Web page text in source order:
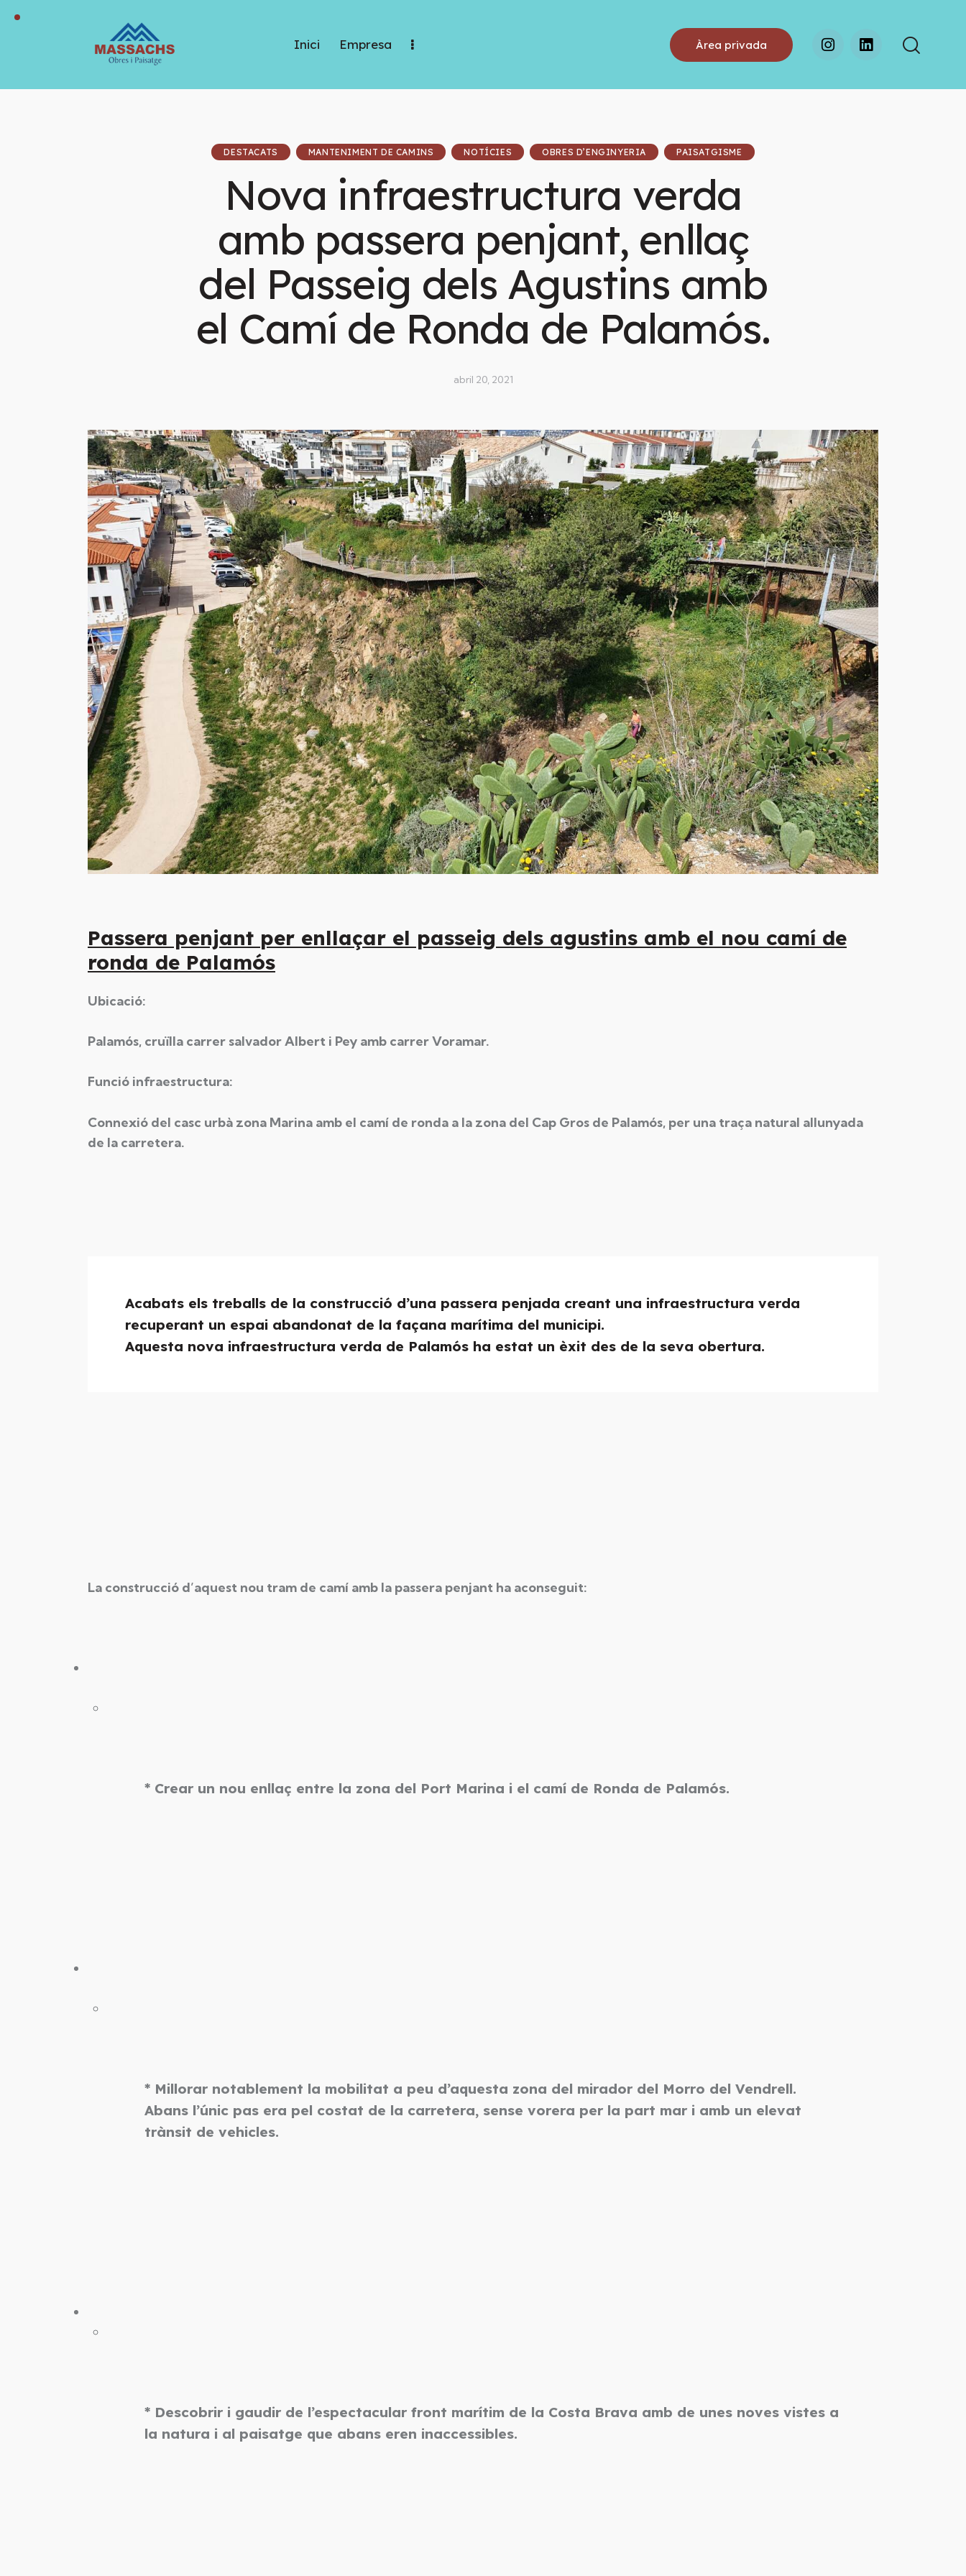
Inici Empresa Àrea privada
DESTACATS MANTENIMENT DE CAMINS NOTÍCIES OBRES D’ENGINYERIA PAISATGISME
Nova infraestructura verda
amb passera penjant, enllaç
del Passeig dels Agustins amb
el Camí de Ronda de Palamós.
abril 20, 2021
Passera penjant per enllaçar el passeig dels agustins amb el nou camí de
ronda de Palamós
Ubicació:
Palamós, cruïlla carrer salvador Albert i Pey amb carrer Voramar.
Funció infraestructura:
Connexió del casc urbà zona Marina amb el camí de ronda a la zona del Cap Gros de Palamós, per una traça natural allunyada
de la carretera.
Acabats els treballs de la construcció d’una passera penjada creant una infraestructura verda
recuperant un espai abandonat de la façana marítima del municipi.
Aquesta nova infraestructura verda de Palamós ha estat un èxit des de la seva obertura.
La construcció d’aquest nou tram de camí amb la passera penjant ha aconseguit:
* Crear un nou enllaç entre la zona del Port Marina i el camí de Ronda de Palamós.
* Millorar notablement la mobilitat a peu d’aquesta zona del mirador del Morro del Vendrell.
Abans l’únic pas era pel costat de la carretera, sense vorera per la part mar i amb un elevat
trànsit de vehicles.
* Descobrir i gaudir de l’espectacular front marítim de la Costa Brava amb de unes noves vistes a
la natura i al paisatge que abans eren inaccessibles.